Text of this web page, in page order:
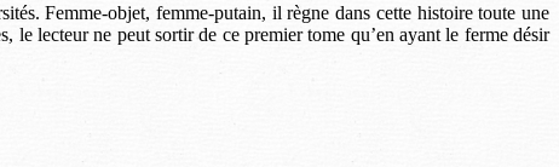
Femme-objet, femme-putain, il règne dans cette histoire toute une
le lecteur ne peut sortir de ce premier tome qu’en ayant le ferme désir